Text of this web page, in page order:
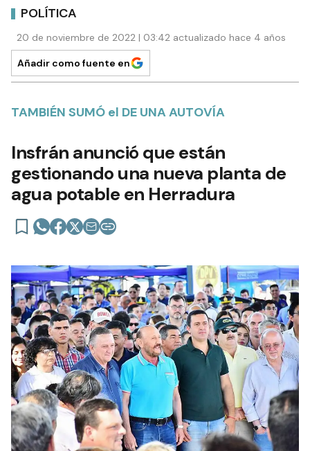
POLÍTICA
20 de noviembre de 2022 | 03:42 actualizado hace 4 años
Añadir como fuente en
TAMBIÉN SUMÓ el DE UNA AUTOVÍA
Insfrán anunció que están
gestionando una nueva planta de
agua potable en Herradura